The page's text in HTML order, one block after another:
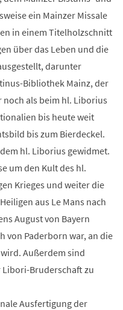
ein Mainzer Missale
in einem Titelholzschnitt
über das Leben und die
darunter
Bibliothek Mainz, der
als beim hl. Liborius
bis heute weit
bis zum Bierdeckel.
hl. Liborius gewidmet.
um den Kult des hl.
Krieges und weiter die
aus Le Mans nach
August von Bayern
von Paderborn war, an die
Außerdem sind
Bruderschaft zu
Ausfertigung der